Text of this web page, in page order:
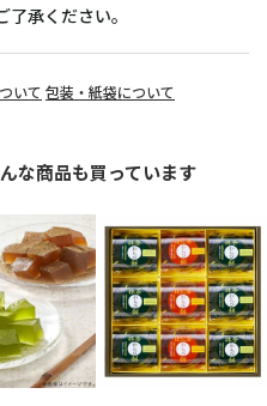
承ください。
いて 包装・紙袋について
な商品も買っています